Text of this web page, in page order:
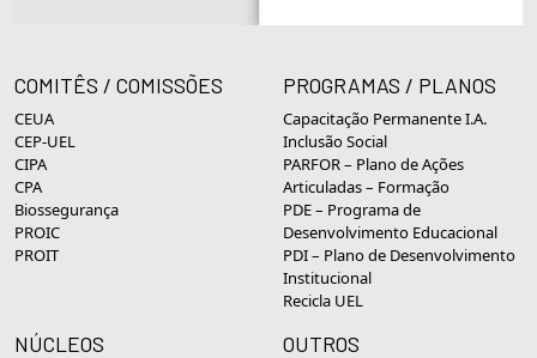
COMITÊS / COMISSÕES
CEUA
CEP-UEL
CIPA
CPA
Biossegurança
PROIC
PROIT
PROGRAMAS / PLANOS
Capacitação Permanente I.A.
Inclusão Social
PARFOR – Plano de Ações
Articuladas – Formação
PDE – Programa de
Desenvolvimento Educacional
PDI – Plano de Desenvolvimento
Institucional
Recicla UEL
NÚCLEOS OUTROS